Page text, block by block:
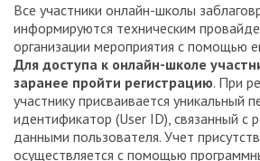
Все участники онлайн-школы
информируются техническим
организации мероприятия с помощью
Для доступа к онлайн-школе
заранее пройти регистрацию. При
участнику присваивается уникальный
идентификатор (User ID), связанный с
данными пользователя. Учет
осуществляется с помощью